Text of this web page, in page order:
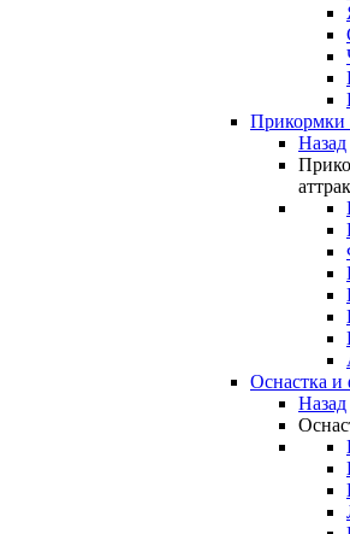
Прикормки
Назад
Оснастка и
Назад